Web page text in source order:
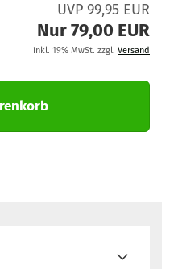
UVP 99,95 EUR
Nur 79,00 EUR
inkl. 19% MwSt. zzgl. Versand